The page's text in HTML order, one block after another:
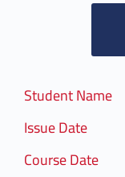
Student Name
Issue Date
Course Date